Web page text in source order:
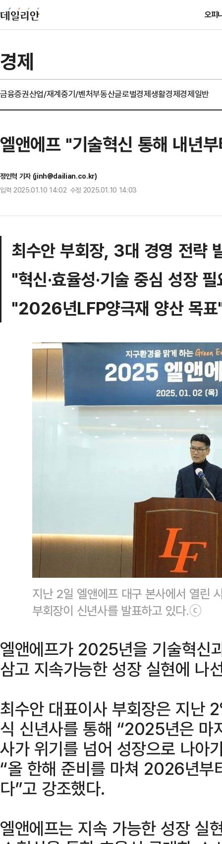
오피
경제
금융증권산업/재계중기/벤처부동산글로벌경제생활경제경제일반
엘앤에프 "기술혁신 통해 내년
정인혁 기자 (jinh@dailian.co.kr)
입력 2025.01.10 14:02 수정 2025.01.10 14:03
최수안 부회장, 3대 경영 전략
"혁신·효율성·기술 중심 성장
"2026년LFP양극재 양산 목
지난 2일 엘앤에프 대구 본사에서 열린
부회장이 신년사를 발표하고 있다.ⓒ
엘앤에프가 2025년을 기술혁신
삼고 지속가능한 성장 실현에 나
최수안 대표이사 부회장은 지난
식 신년사를 통해 “2025년은 마
사가 위기를 넘어 성장으로 나아
“올 한해 준비를 마쳐 2026년부
다”고 강조했다.
엘앤에프는 지속 가능한 성장 실